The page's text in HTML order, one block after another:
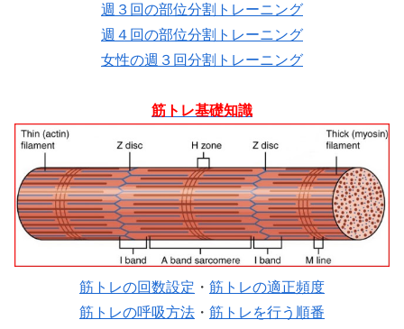
週３回の部位分割トレーニング
週４回の部位分割トレーニング
女性の週３回分割トレーニング
筋トレ基礎知識
筋トレの回数設定 ・ 筋トレの適正頻度
筋トレの呼吸方法 ・ 筋トレを行う順番